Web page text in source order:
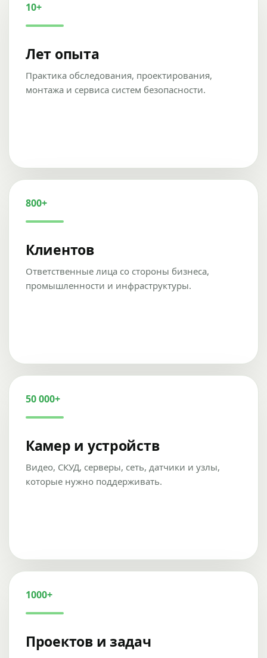
10+
Лет опыта
Практика обследования, проектирования,
монтажа и сервиса систем безопасности.
800+
Клиентов
Ответственные лица со стороны бизнеса,
промышленности и инфраструктуры.
50 000+
Камер и устройств
Видео, СКУД, серверы, сеть, датчики и узлы,
которые нужно поддерживать.
1000+
Проектов и задач